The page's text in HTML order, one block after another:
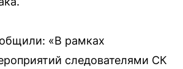
«В рамках
следователями СК